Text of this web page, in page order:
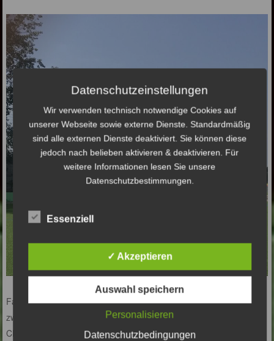
Fazit vom Spiel: Ohne eine eigene Torchance geschweige denn
zwingende Strafraumszene waren unsere Jungs heute
Chancenlos.
Datenschutzeinstellungen
Wir verwenden technisch notwendige Cookies auf
unserer Webseite sowie externe Dienste. Standardmäßig
sind alle externen Dienste deaktiviert. Sie können diese
jedoch nach belieben aktivieren & deaktivieren. Für
weitere Informationen lesen Sie unsere
Datenschutzbestimmungen.
Essenziell
✓ Akzeptieren
Auswahl speichern
Personalisieren
Datenschutzbedingungen